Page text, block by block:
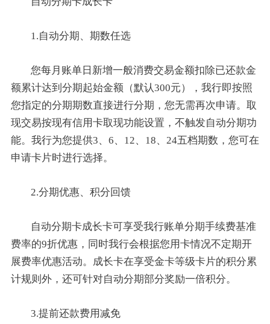
1.自动分期、期数任选
您每月账单日新增一般消费交易金额扣除已还款金
额累计达到分期起始金额（默认300元），我行即按照
您指定的分期期数直接进行分期，您无需再次申请。取
现交易按现有信用卡取现功能设置，不触发自动分期功
能。我行为您提供3、6、12、18、24五档期数，您可在
申请卡片时进行选择。
2.分期优惠、积分回馈
自动分期卡成长卡可享受我行账单分期手续费基准
费率的9折优惠，同时我行会根据您用卡情况不定期开
展费率优惠活动。成长卡在享受金卡等级卡片的积分累
计规则外，还可针对自动分期部分奖励一倍积分。
3.提前还款费用减免